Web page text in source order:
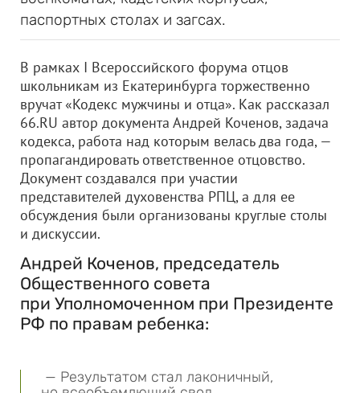
паспортных столах и загсах.
В рамках I Всероссийского форума отцов
школьникам из Екатеринбурга торжественно
вручат «Кодекс мужчины и отца». Как рассказал
66.RU автор документа Андрей Коченов, задача
кодекса, работа над которым велась два года, —
пропагандировать ответственное отцовство.
Документ создавался при участии
представителей духовенства РПЦ, а для ее
обсуждения были организованы круглые столы
и дискуссии.
Андрей Коченов, председатель
Общественного совета
при Уполномоченном при Президенте
РФ по правам ребенка:
— Результатом стал лаконичный,